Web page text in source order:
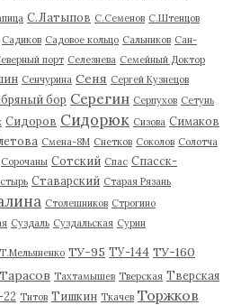
С.Латыпов С.Семенов С.Штенцов
Садиков Садовое кольцо Сальников Сан-
порт Селезнева Семейный Доктор
Сенчурина Сеня Сергей Кузнецов
бор Серегин Серпухов Сетунь
Сидоров Сидорюк Сизова Симаков
Смена-8М Снетков Соколов Солотча
Сорочаны Сотский Спас Спасск-
Ставарский Старая Рязань
Столешников Строгино
Суздаль Суздальская Сурин
Т.Мельяненко ТУ-95 ТУ-144 ТУ-160
Тарасов Тахтамышев Тверская Тверская
Титов Тишкин Ткачев Торжков